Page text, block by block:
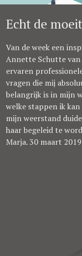
Echt de
Van de week een
Annette Schutte van
ervaren
vragen die mij
belangrijk is in mijn
welke stappen ik
mijn weerstand
haar begeleid te
Marja. 30 maart 2019